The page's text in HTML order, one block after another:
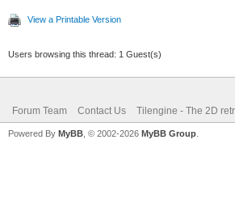
View a Printable Version
Users browsing this thread: 1 Guest(s)
Forum Team Contact Us Tilengine - The 2D
Powered By MyBB , © 2002-2026 MyBB Group